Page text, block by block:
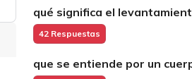
qué significa el
42 Respuestas
que se entiende por un